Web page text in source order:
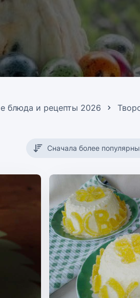
блюда и рецепты 2026
Сначала более